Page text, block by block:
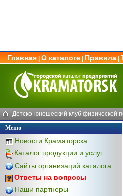
Главная О каталоге Правила
Детско-юношеский клуб физической
Меню
Новости Краматорска
Каталог продукции и услуг
Сайты организаций каталога
Ответы на вопросы
Наши партнеры